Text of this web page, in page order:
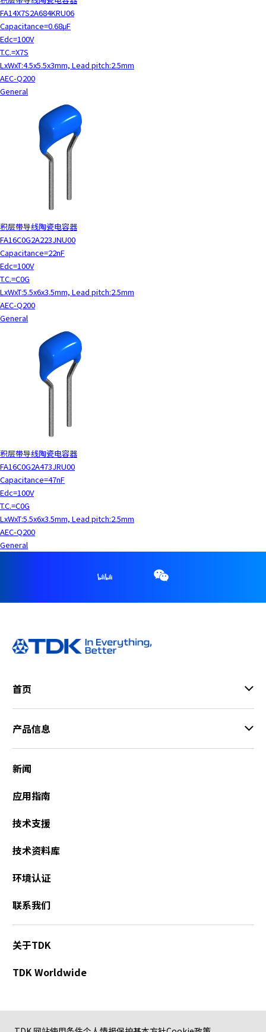
FA14X7S2A684KRU06
Capacitance=0.68μF
Edc=100V
T.C.=X7S
LxWxT:4.5x5.5x3mm, Lead pitch:2.5mm
AEC-Q200
General
积层带导线陶瓷电容器
FA16C0G2A223JNU00
Capacitance=22nF
Edc=100V
T.C.=C0G
LxWxT:5.5x6x3.5mm, Lead pitch:2.5mm
AEC-Q200
General
积层带导线陶瓷电容器
FA16C0G2A473JRU00
Capacitance=47nF
Edc=100V
T.C.=C0G
LxWxT:5.5x6x3.5mm, Lead pitch:2.5mm
AEC-Q200
General
首页
产品信息
新闻
应用指南
技术支援
技术资料库
环境认证
联系我们
关于TDK
TDK Worldwide